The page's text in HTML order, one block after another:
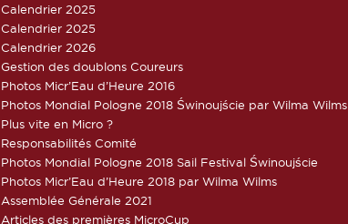
Calendrier 2025
Calendrier 2025
Calendrier 2026
Gestion des doublons Coureurs
Photos Micr’Eau d’Heure 2016
Photos Mondial Pologne 2018 Świnoujście par Wilma Wilms
Plus vite en Micro ?
Responsabilités Comité
Photos Mondial Pologne 2018 Sail Festival Świnoujście
Photos Micr’Eau d’Heure 2018 par Wilma Wilms
Assemblée Générale 2021
Articles des premières MicroCup